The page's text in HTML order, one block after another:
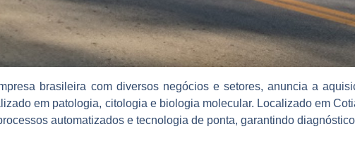
brasileira com diversos negócios e setores, anuncia a
em patologia, citologia e biologia molecular. Localizado em
automatizados e tecnologia de ponta, garantindo